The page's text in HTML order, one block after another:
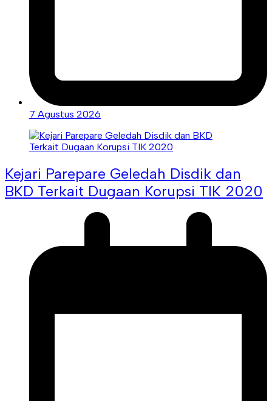
7 Agustus 2026
Kejari Parepare Geledah Disdik dan
BKD Terkait Dugaan Korupsi TIK 2020